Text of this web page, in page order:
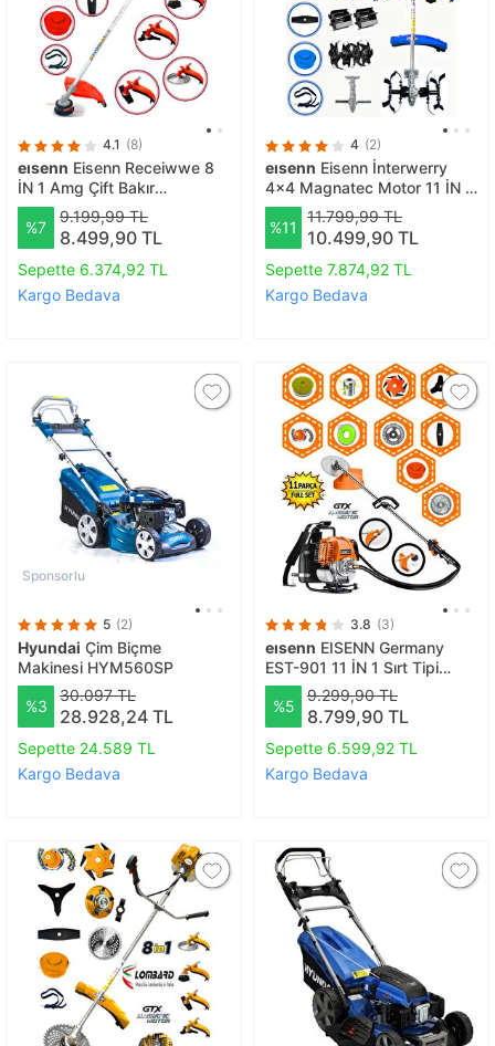
4.1 (8)
eısenn Eisenn Receiwwe 8
İN 1 Amg Çift Bakır
Şanzuman Yan Tipi Benzinli
Motorlu Ot Çalı Çim Biçme
Makinesi Full Set Hediyeli
%7
9.199,99 TL
8.499,90 TL
Sepette 6.374,92 TL
Kargo Bedava
4 (2)
eısenn Eisenn İnterwerry
4x4 Magnatec Motor 11 İN 1
Yan Tipi 20 HPX Benzinli
Motorlu Ot Çalı Çim Biçme
Tırpanı Mega Set Hediyeli
%11
11.799,99 TL
10.499,90 TL
Sepette 7.874,92 TL
Kargo Bedava
Sponsorlu
5 (2)
Hyundai Çim Biçme
Makinesi HYM560SP
%3
30.097 TL
28.928,24 TL
Sepette 24.589 TL
Kargo Bedava
3.8 (3)
eısenn EISENN Germany
EST-901 11 İN 1 Sırt Tipi
Benzinli Motorlu Ot Çalı
Tırpanı Çim Biçme Makinesi
Çelik Fırça
%5
9.299,90 TL
8.799,90 TL
Sepette 6.599,92 TL
Kargo Bedava